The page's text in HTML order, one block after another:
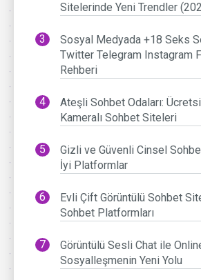
Sitelerinde Yeni Trendler
Sosyal Medyada +18 Seks
Twitter Telegram Instagram
Rehberi
Ateşli Sohbet Odaları:
Kameralı Sohbet Siteleri
Gizli ve Güvenli Cinsel
İyi Platformlar
Evli Çift Görüntülü Sohbet
Sohbet Platformları
Görüntülü Sesli Chat ile
Sosyalleşmenin Yeni Yolu